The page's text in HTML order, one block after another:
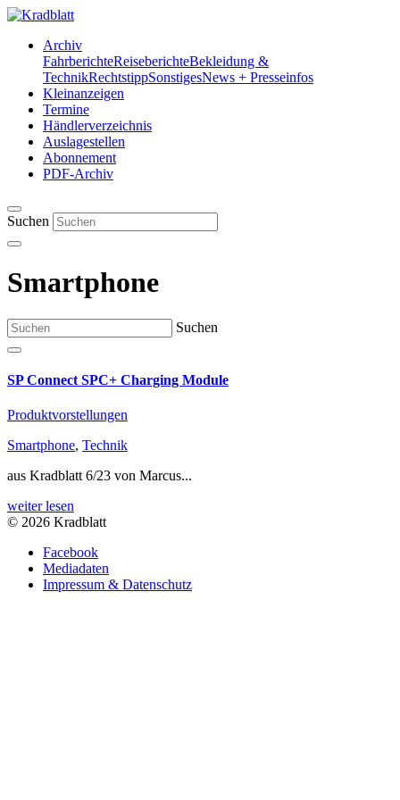
Archiv
FahrberichteReiseberichteBekleidung &
TechnikRechtstippSonstigesNews + Presseinfos
Kleinanzeigen
Termine
Händlerverzeichnis
Auslagestellen
Abonnement
PDF-Archiv
Suchen
Smartphone
Suchen
SP Connect SPC+ Charging Module
Produktvorstellungen
Smartphone, Technik
aus Kradblatt 6/23 von Marcus...
weiter lesen
© 2026 Kradblatt
Facebook
Mediadaten
Impressum & Datenschutz